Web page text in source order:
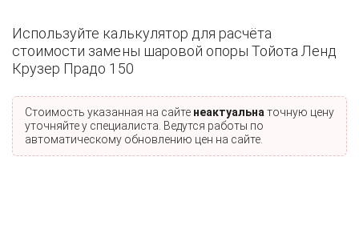
Используйте калькулятор для расчёта
стоимости замены шаровой опоры Тойота Ленд
Крузер Прадо 150
Стоимость указанная на сайте неактуальна точную цену
уточняйте у специалиста. Ведутся работы по
автоматическому обновлению цен на сайте.